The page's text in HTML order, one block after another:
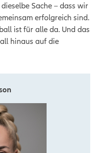
Sache – dass wir
erfolgreich sind.
ist für alle da. Und das
hinaus auf die